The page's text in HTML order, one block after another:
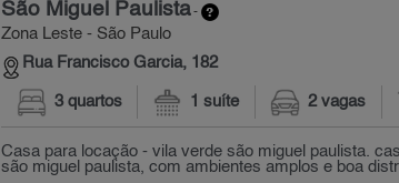
São Miguel Paulista-
Zona Leste - São Paulo
Rua Francisco Garcia, 182
3 quartos 1 suíte 2 vagas
Casa para locação - vila verde são miguel paulista.
são miguel paulista, com ambientes amplos e boa